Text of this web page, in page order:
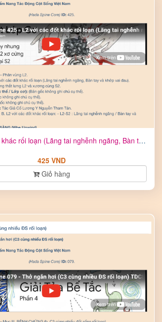
425 VND
Giỏ hàng